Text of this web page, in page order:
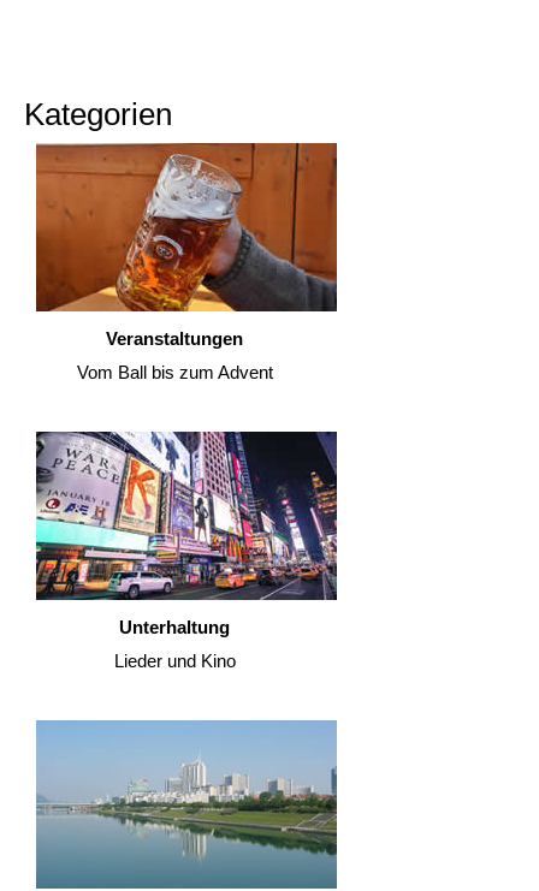
Kategorien
Veranstaltungen
Vom Ball bis zum Advent
Unterhaltung
Lieder und Kino